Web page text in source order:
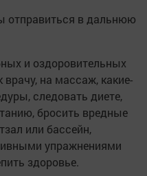
отправиться в дальнюю
и оздоровительных
на массаж, какие-
следовать диете,
бросить вредные
или бассейн,
упражнениями
здоровье.